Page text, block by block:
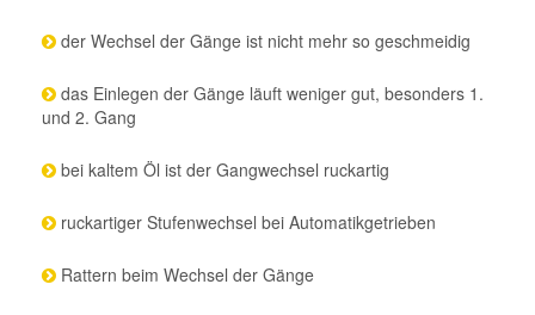
der Wechsel der Gänge ist nicht mehr so geschmeidig
das Einlegen der Gänge läuft weniger gut, besonders 1.
und 2. Gang
bei kaltem Öl ist der Gangwechsel ruckartig
ruckartiger Stufenwechsel bei Automatikgetrieben
Rattern beim Wechsel der Gänge
Volvo Ersatzteile